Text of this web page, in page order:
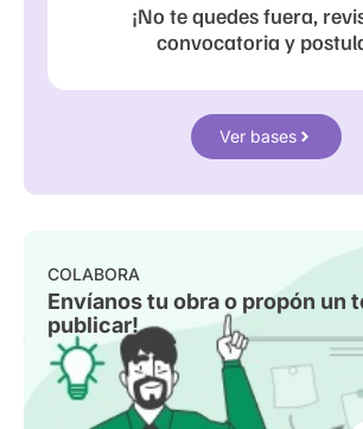
¡No te quedes fuera,
convocatoria y
Ver bases
COLABORA
Envíanos tu obra o propón un
publicar!